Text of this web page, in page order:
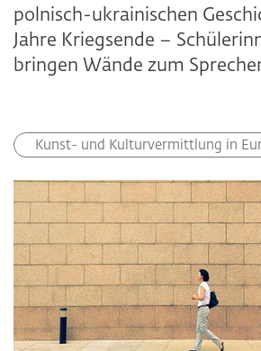
polnisch-ukrainischen
Jahre Kriegsende –
bringen Wände zum
Kunst- und Kulturvermittlung in